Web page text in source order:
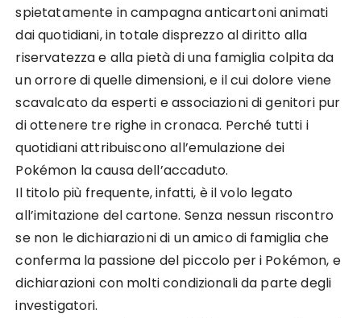
spietatamente in campagna anticartoni animati
dai quotidiani, in totale disprezzo al diritto alla
riservatezza e alla pietà di una famiglia colpita da
un orrore di quelle dimensioni, e il cui dolore viene
scavalcato da esperti e associazioni di genitori pur
di ottenere tre righe in cronaca. Perché tutti i
quotidiani attribuiscono all’emulazione dei
Pokémon la causa dell’accaduto.
Il titolo più frequente, infatti, è il volo legato
all’imitazione del cartone. Senza nessun riscontro
se non le dichiarazioni di un amico di famiglia che
conferma la passione del piccolo per i Pokémon, e
dichiarazioni con molti condizionali da parte degli
investigatori.